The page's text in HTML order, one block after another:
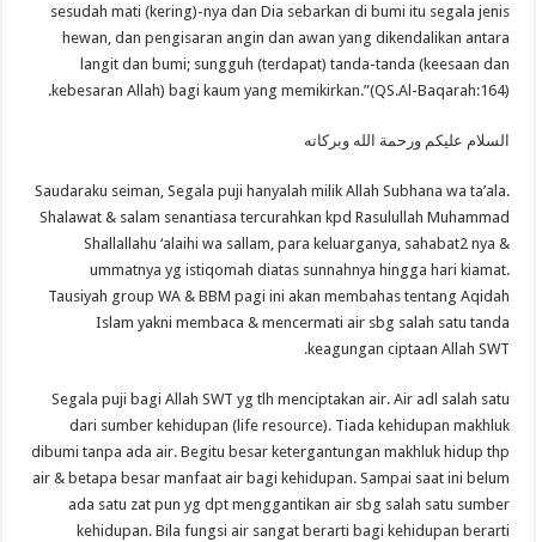
sesudah mati (kering)-nya dan Dia sebarkan di bumi itu segala jenis
hewan, dan pengisaran angin dan awan yang dikendalikan antara
langit dan bumi; sungguh (terdapat) tanda-tanda (keesaan dan
kebesaran Allah) bagi kaum yang memikirkan.”(QS.Al-Baqarah:164).
السلام عليكم ورحمة الله وبركاته
Saudaraku seiman, Segala puji hanyalah milik Allah Subhana wa ta’ala.
Shalawat & salam senantiasa tercurahkan kpd Rasulullah Muhammad
Shallallahu ‘alaihi wa sallam, para keluarganya, sahabat2 nya &
ummatnya yg istiqomah diatas sunnahnya hingga hari kiamat.
Tausiyah group WA & BBM pagi ini akan membahas tentang Aqidah
Islam yakni membaca & mencermati air sbg salah satu tanda
keagungan ciptaan Allah SWT.
Segala puji bagi Allah SWT yg tlh menciptakan air. Air adl salah satu
dari sumber kehidupan (life resource). Tiada kehidupan makhluk
dibumi tanpa ada air. Begitu besar ketergantungan makhluk hidup thp
air & betapa besar manfaat air bagi kehidupan. Sampai saat ini belum
ada satu zat pun yg dpt menggantikan air sbg salah satu sumber
kehidupan. Bila fungsi air sangat berarti bagi kehidupan berarti